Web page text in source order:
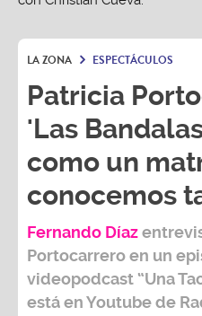
LA ZONA ESPECTÁCULOS
Patricia
'Las
como un
conocemos
Fernando Díaz
Portocarreroen un
videopodcast “Una
está en Youtube de